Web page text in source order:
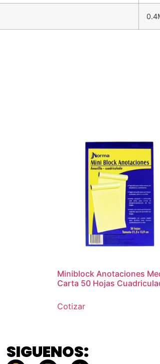
Miniblock Anotaciones
Carta 50 Hojas
Cotizar
SIGUENOS: